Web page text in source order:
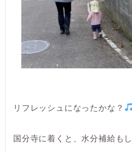
リフレッシュになったかな？
国分寺に着くと、水分補給も